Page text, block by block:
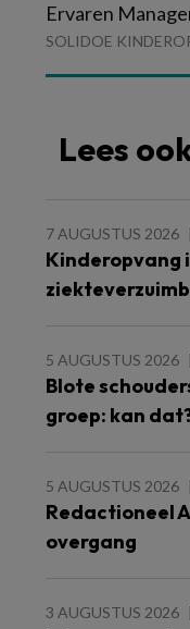
Ervaren
SOLIDOE
Lees
7 AUGUSTUS 2026
Kinderopvang
5 AUGUSTUS 2026
Blote
groep: kan
5 AUGUSTUS 2026
Redactioneel
overgang
3 AUGUSTUS 2026